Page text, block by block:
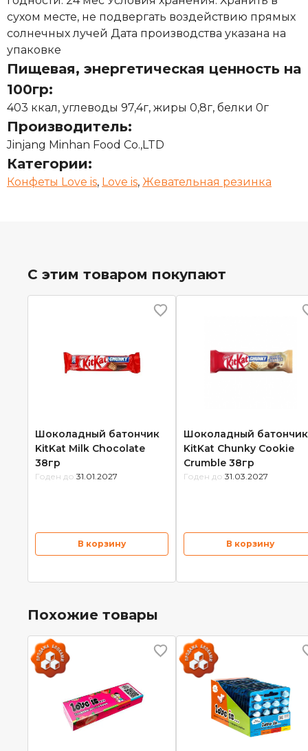
сухом месте, не подвергать воздействию прямых
солнечных лучей Дата производства указана на
упаковке
Пищевая, энергетическая ценность на
100гр:
403 ккал, углеводы 97,4г, жиры 0,8г, белки 0г
Производитель:
Jinjang Minhan Food Co.,LTD
Категории:
Конфеты Love is, Love is, Жевательная резинка
С этим товаром покупают
Шоколадный батончик
KitKat Milk Chocolate
38гр
Годен до: 31.01.2027
В корзину
Шоколадный батончик
KitKat Chunky Cookie
Crumble 38гр
Годен до: 31.03.2027
В корзину
Похожие товары